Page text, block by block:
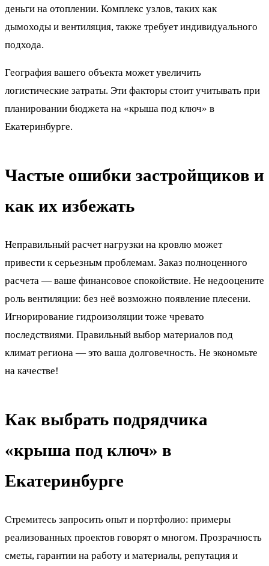
деньги на отоплении. Комплекс узлов, таких как
дымоходы и вентиляция, также требует индивидуального
подхода.
География вашего объекта может увеличить
логистические затраты. Эти факторы стоит учитывать при
планировании бюджета на «крыша под ключ» в
Екатеринбурге.
Частые ошибки застройщиков и
как их избежать
Неправильный расчет нагрузки на кровлю может
привести к серьезным проблемам. Заказ полноценного
расчета — ваше финансовое спокойствие. Не недооцените
роль вентиляции: без неё возможно появление плесени.
Игнорирование гидроизоляции тоже чревато
последствиями. Правильный выбор материалов под
климат региона — это ваша долговечность. Не экономьте
на качестве!
Как выбрать подрядчика
«крыша под ключ» в
Екатеринбурге
Стремитесь запросить опыт и портфолио: примеры
реализованных проектов говорят о многом. Прозрачность
сметы, гарантии на работу и материалы, репутация и